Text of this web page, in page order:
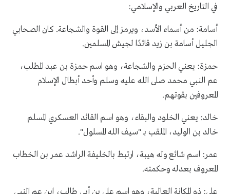
في التاريخ العربي والإسلامي:
أسامة: من أسماء الأسد، ويرمز إلى القوة والشجاعة. كان الصحابي
الجليل أسامة بن زيد قائدًا لجيش المسلمين.
حمزة: يعني الحزم والشجاعة، وهو اسم حمزة بن عبد المطلب،
عم النبي محمد صلى الله عليه وسلم وأحد أبطال الإسلام
المعروفين بقوتهم.
خالد: يعني الخلود والبقاء، وهو اسم القائد العسكري المسلم
خالد بن الوليد، الملقب بـ "سيف الله المسلول".
عمر: اسم شائع وله هيبة، ارتبط بالخليفة الراشد عمر بن الخطاب
المعروف بعدله وحكمته.
علي: ذو المكانة العالية، وهو اسم علي بن أبي طالب، ابن عم النبي